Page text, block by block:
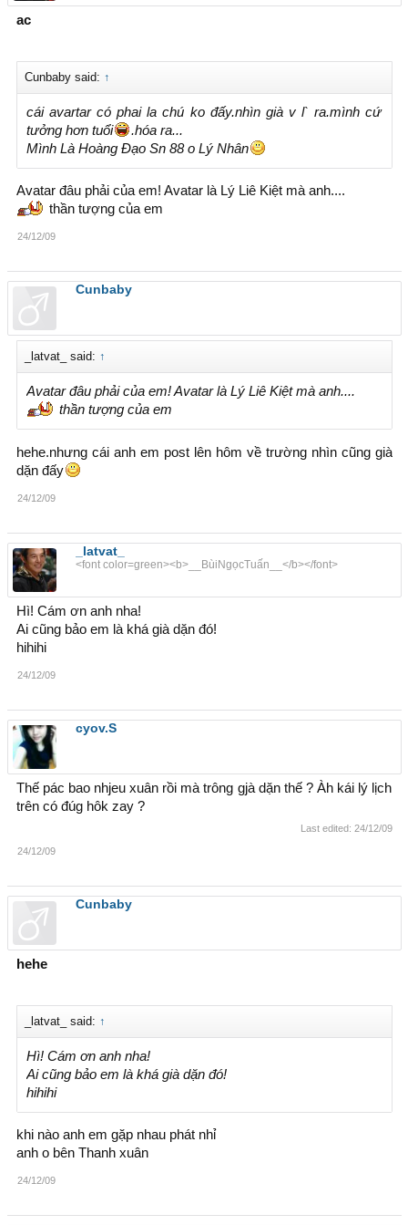
ac
Cunbaby said: ↑
cái avartar có phai la chú ko đấy.nhìn già v l` ra.mình cứ
tưởng hơn tuổi
.hóa ra...
Mình Là Hoàng Đạo Sn 88 o Lý Nhân
Avatar đâu phải của em! Avatar là Lý Liê Kiệt mà anh....
thần tượng của em
24/12/09
Cunbaby
_latvat_ said: ↑
Avatar đâu phải của em! Avatar là Lý Liê Kiệt mà anh....
thần tượng của em
hehe.nhưng cái anh em post lên hôm về trường nhìn cũng già
dặn đấy
24/12/09
_latvat_
<font color=green><b>__BùiNgọcTuấn__</b></font>
Hì! Cám ơn anh nha!
Ai cũng bảo em là khá già dặn đó!
hihihi
24/12/09
cyov.S
Thế pác bao nhjeu xuân rồi mà trông gjà dặn thế ? Àh kái lý lịch
trên có đúg hôk zay ?
Last edited: 24/12/09
24/12/09
Cunbaby
hehe
_latvat_ said: ↑
Hì! Cám ơn anh nha!
Ai cũng bảo em là khá già dặn đó!
hihihi
khi nào anh em gặp nhau phát nhỉ
anh o bên Thanh xuân
24/12/09